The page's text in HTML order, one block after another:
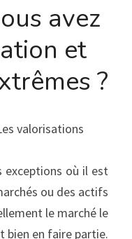
avez
et
?
valorisations
exceptions où il est
ou des actifs
le marché le
bien en faire partie.